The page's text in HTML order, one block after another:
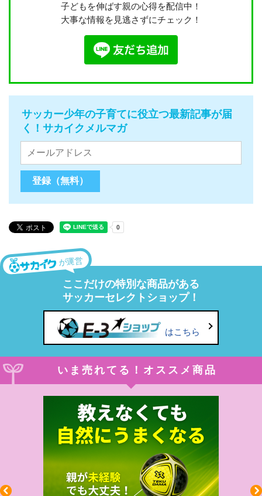
子どもを伸ばす親の心得を配信中！
大事な情報を見逃さずにチェック！
サッカー少年の子育てに役立つ最新記事が届
く！サカイクメルマガ
が運営
ここだけの特別な商品がある
サッカーセレクトショップ！
はこちら
いま売れてる！オススメ商品